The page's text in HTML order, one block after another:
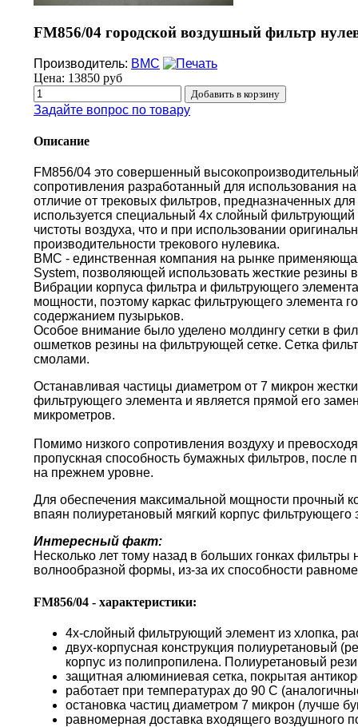
FM856/04 городской воздушный фильтр
Производитель: BMC
Цена: 13850 руб
Задайте вопрос по товару
Описание
FM856/04 это совершенный
сопротивления разработанный для использования
отличие от трековых фильтров, предназначенных
используется специальный 4х слойный
чистоты воздуха, что и при использовании
производительности трекового нулевика.
BMC - единственная компания на рынке
System, позволяющей использовать жесткие резины
Вибрации корпуса фильтра и фильтрующего
мощности, поэтому каркас фильтрующего элемента
содержанием пузырьков.
Особое внимание было уделено молдингу сетки в
ошметков резины на фильтрующей сетке. Сетка
смолами.
Останавливая частицы диаметром от 7 микрон
фильтрующего элемента и является прямой его
микрометров.
Помимо низкого сопротивления воздуху и
пропускная способность бумажных фильтров, после
на прежнем уровне.
Для обеспечения максимальной мощности прочный
впаян полиуретановый мягкий корпус
Интересный факт:
Несколько лет тому назад в больших гонках
волнообразной формы, из-за их способности
FM856/04 - характеристики:
4х-слойный фильтрующий элемент из хлопка,
двух-корпусная конструкция полиуретановый
корпус из полипропилена. Полиуретановый
защитная алюминиевая сетка, покрытая
работает при температурах до 90 С
остановка частиц диаметром 7 микрон (лучше
равномерная доставка входящего воздушного